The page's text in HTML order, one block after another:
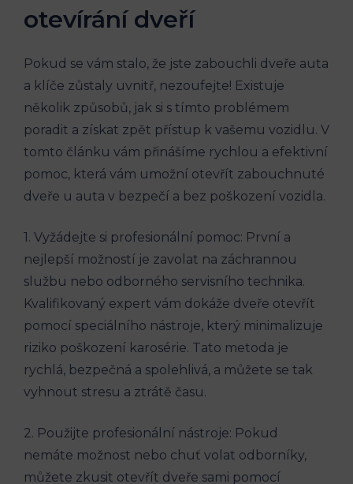
otevírání dveří
Pokud se vám stalo, že jste zabouchli dveře auta
a klíče zůstaly uvnitř, nezoufejte! Existuje
několik způsobů, jak si s tímto problémem
poradit a získat zpět přístup k vašemu vozidlu. V
tomto článku vám přinášíme rychlou a efektivní
pomoc, která vám umožní otevřít zabouchnuté
dveře u auta v bezpečí a bez poškození vozidla.
1. Vyžádejte si profesionální pomoc: První a
nejlepší možností je zavolat na záchrannou
službu nebo odborného servisního technika.
Kvalifikovaný expert vám dokáže dveře otevřít
pomocí speciálního nástroje, který minimalizuje
riziko poškození karosérie. Tato metoda je
rychlá, bezpečná a spolehlivá, a můžete se tak
vyhnout stresu a ztrátě času.
2. Použijte profesionální nástroje: Pokud
nemáte možnost nebo chuť volat odborníky,
můžete zkusit otevřít dveře sami pomocí